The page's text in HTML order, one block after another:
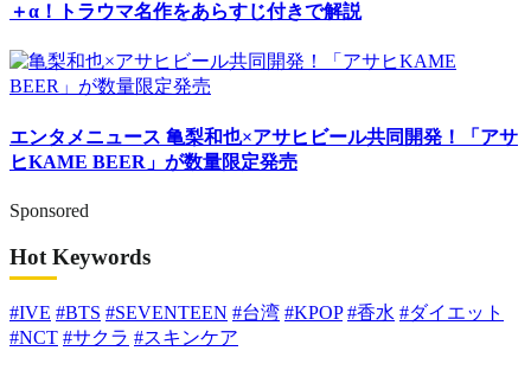
＋α！トラウマ名作をあらすじ付きで解説
エンタメニュース 亀梨和也×アサヒビール共同開発！「アサ
ヒKAME BEER」が数量限定発売
Sponsored
Hot Keywords
#IVE #BTS #SEVENTEEN #台湾 #KPOP #香水 #ダイエット
#NCT #サクラ #スキンケア